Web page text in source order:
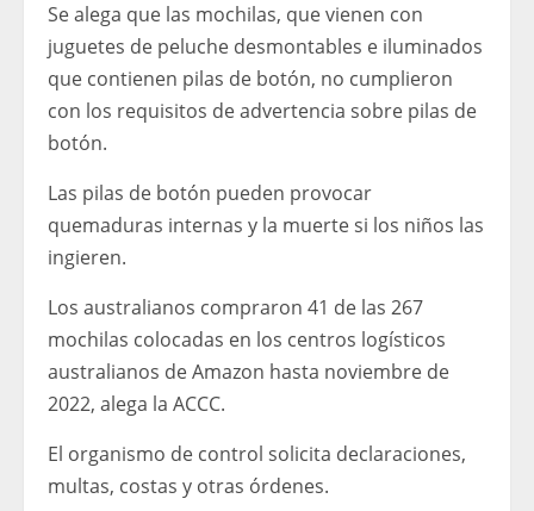
Se alega que las mochilas, que vienen con
juguetes de peluche desmontables e iluminados
que contienen pilas de botón, no cumplieron
con los requisitos de advertencia sobre pilas de
botón.
Las pilas de botón pueden provocar
quemaduras internas y la muerte si los niños las
ingieren.
Los australianos compraron 41 de las 267
mochilas colocadas en los centros logísticos
australianos de Amazon hasta noviembre de
2022, alega la ACCC.
El organismo de control solicita declaraciones,
multas, costas y otras órdenes.